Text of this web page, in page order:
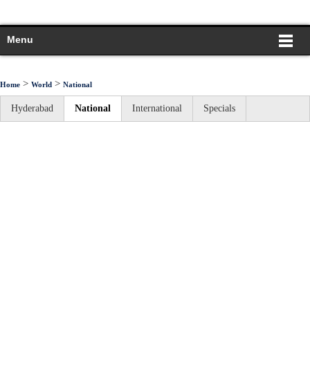
Menu
Home > World > National
Hyderabad National International Specials